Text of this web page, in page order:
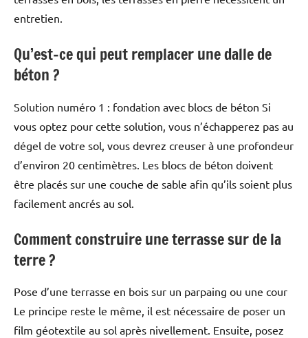
entretien.
Qu’est-ce qui peut remplacer une dalle de
béton ?
Solution numéro 1 : fondation avec blocs de béton Si
vous optez pour cette solution, vous n’échapperez pas au
dégel de votre sol, vous devrez creuser à une profondeur
d’environ 20 centimètres. Les blocs de béton doivent
être placés sur une couche de sable afin qu’ils soient plus
facilement ancrés au sol.
Comment construire une terrasse sur de la
terre ?
Pose d’une terrasse en bois sur un parpaing ou une cour
Le principe reste le même, il est nécessaire de poser un
film géotextile au sol après nivellement. Ensuite, posez